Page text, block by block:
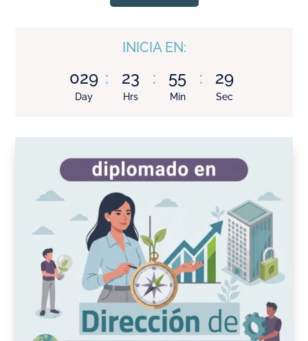
INICIA EN:
029
Day
: 23
Hrs
: 55
Min
: 28
Sec